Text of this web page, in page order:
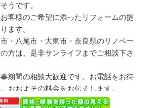
うです。
客様のご希望に添ったリフォームの提
ます。
・八尾市・大東市・奈良県のリノベー
方は、是非サンライフまでご相談下さ
期間の相談大歓迎です。お電話をお待
おおよその料金をお伝えします。